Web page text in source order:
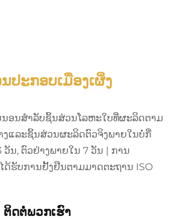
ປະກອບເມືອງເຜິ່ງ
ອນສຳລັບຊິ້ນສ່ວນໂລຫະໃບທີ່ຜະລິດຕາມ
ງແລະຊິ້ນສ່ວນຜະລິດຕົວຈິງພາຍໃນບໍ່ກີ່
ວັນ, ຕົວຢ່າງພາຍໃນ 7 ວັນ | ການ
ຮັບການຢັ້ງຢືນຕາມມາດຕະຖານ ISO
ຕິດຕໍ່ພວກເຮົາ